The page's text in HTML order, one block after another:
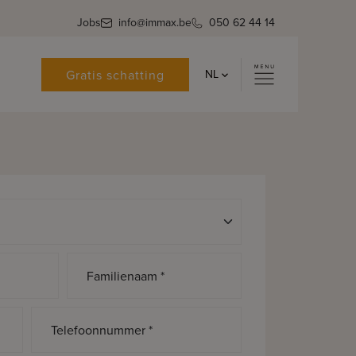
Jobs info@immax.be 050 62 44 14
Gratis schatting NL
Familienaam *
Telefoonnummer *